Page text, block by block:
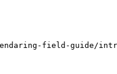
field-guide/